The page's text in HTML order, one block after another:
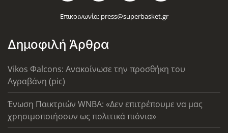
Επικοινωνία: press@superbasket.gr
Δημοφιλή Άρθρα
Vikos Φalcons: Ανακοίνωσε την προσθήκη του
Αγραβάνη (pic)
Ένωση Παικτριών WNBA: «Δεν επιτρέπουμε να μας
χρησιμοποιήσουν ως πολιτικά πιόνια»